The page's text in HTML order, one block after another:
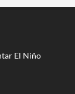
El Niño